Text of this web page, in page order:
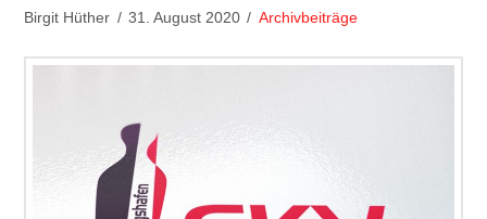
Birgit Hüther 31. August 2020 Archivbeiträge